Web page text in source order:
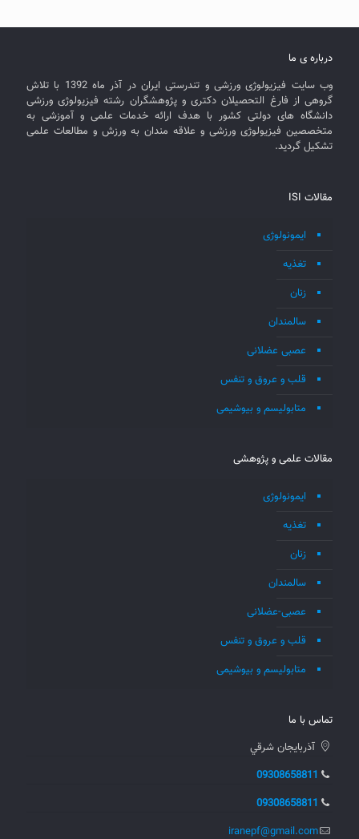
درباره ی ما
وب سایت فیزیولوژی ورزشی و تندرستی ایران در آذر ماه 1392 با تلاش
گروهی از فارغ التحصیلان دکتری و پژوهشگران رشته فیزیولوژی ورزشی
دانشگاه های دولتی کشور با هدف ارائه خدمات علمی و آموزشی به
متخصصین فیزیولوژی ورزشی و علاقه مندان به ورزش و مطالعات علمی
تشکیل گردید.
مقالات ISI
ایمونولوژی
تغذیه
زنان
سالمندان
عصبی عضلانی
قلب و عروق و تنفس
متابولیسم و بیوشیمی
مقالات علمی و پژوهشی
ایمونولوژی
تغذیه
زنان
سالمندان
عصبی-عضلانی
قلب و عروق و تنفس
متابولیسم و بیوشیمی
تماس با ما
آذربايجان شرقي
09308658811
09308658811
iranepf@gmail.com